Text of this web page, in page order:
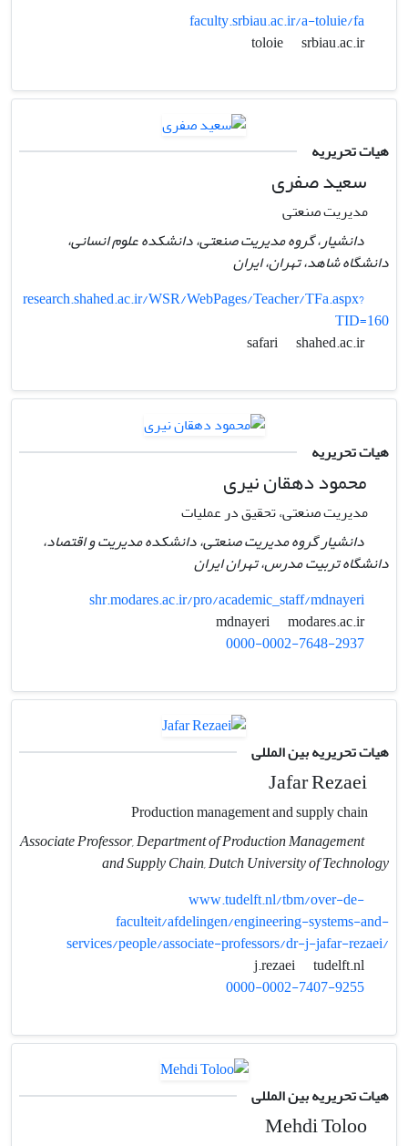
faculty.srbiau.ac.ir/a-toluie/fa
toloie
srbiau.ac.ir
هیات تحریریه
سعید صفری
مدیریت صنعتی
دانشیار، گروه مدیریت صنعتی، دانشکده علوم انسانی،
دانشگاه شاهد،‌ تهران،‌ ایران
research.shahed.ac.ir/WSR/WebPages/Teacher/TFa.aspx?
TID=160
safari
shahed.ac.ir
هیات تحریریه
محمود دهقان نیری
مدیریت صنعتی، تحقیق در عملیات
دانشیار گروه مدیریت صنعتی، دانشکده مدیریت و اقتصاد،
دانشگاه تربیت مدرس، تهران ایران
shr.modares.ac.ir/pro/academic_staff/mdnayeri
mdnayeri
modares.ac.ir
0000-0002-7648-2937
هیات تحریریه بین المللی
Jafar Rezaei
Associate Professor, Department of Production Management
and Supply Chain, Dutch University of Technology
www.tudelft.nl/tbm/over-de-
faculteit/afdelingen/engineering-systems-and-
services/people/associate-professors/dr-j-jafar-rezaei/
tudelft.nl
0000-0002-7407-9255
هیات تحریریه بین المللی
Mehdi Toloo